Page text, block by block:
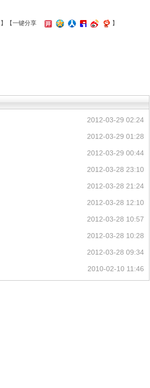
】 【一键分享 】
2012-03-29 02:24
2012-03-29 01:28
2012-03-29 00:44
2012-03-28 23:10
2012-03-28 21:24
2012-03-28 12:10
2012-03-28 10:57
2012-03-28 10:28
2012-03-28 09:34
2010-02-10 11:46